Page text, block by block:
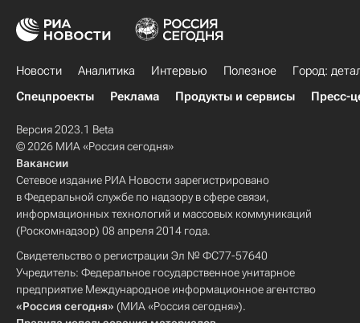
Новости Аналитика Интервью Полезное
Город:
Спецпроекты
Реклама Продукты и сервисы Пресс-
Версия 2023.1 Beta
© 2026 МИА «Россия сегодня»
Вакансии
Сетевое издание РИА Новости зарегистрировано
в Федеральной службе по надзору в сфере связи,
информационных технологий и массовых коммуникаций
(Роскомнадзор) 08 апреля 2014 года.
Свидетельство о регистрации Эл № ФС77-57640
Учредитель: Федеральное государственное унитарное
предприятие Международное информационное агентство
«Россия сегодня» (МИА «Россия сегодня»).